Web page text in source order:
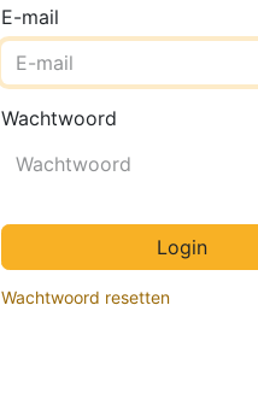
E-mail
Wachtwoord
Login
Wachtwoord resetten